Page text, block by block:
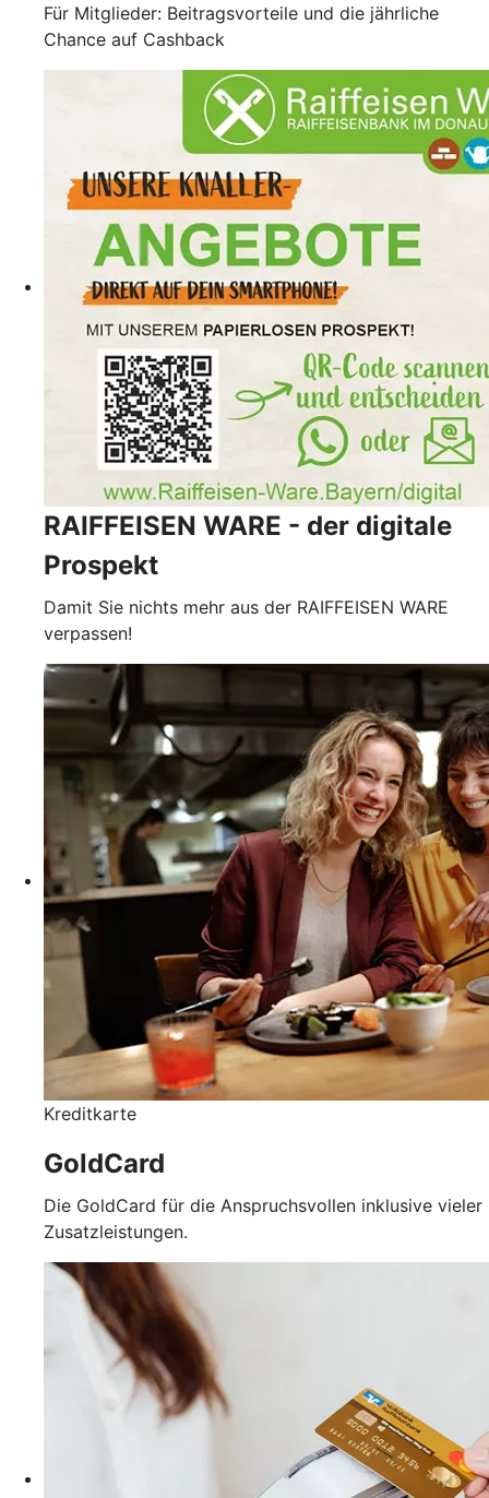
Für Mitglieder: Beitragsvorteile und die jährliche
Chance auf Cashback
RAIFFEISEN WARE - der digitale
Prospekt
Damit Sie nichts mehr aus der RAIFFEISEN WARE
verpassen!
Kreditkarte
GoldCard
Die GoldCard für die Anspruchsvollen inklusive vieler
Zusatzleistungen.